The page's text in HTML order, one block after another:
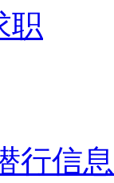
职
行信